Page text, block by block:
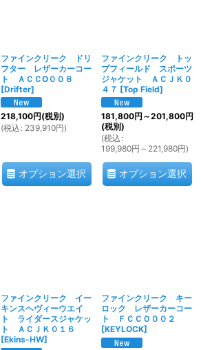
ファインクリーク ドリ
フター レザーカーコー
ト ＡＣＣO００８
[Drifter]
218,100円(税別)
(税込 : 239,910円)
オプション選択
ファインクリーク トッ
プフィールド スポーツ
ジャケット ＡＣＪＫ０
４７ [Top Field]
181,800円 ～201,800円
(税別)
(税込 :
199,980円 ～221,980円)
オプション選択
ファインクリーク イー
キンスヘヴィーウエイ
ト ライダースジャケッ
ト ＡＣＪＫ０１６
[Ekins-HW]
ファインクリーク キー
ロック レザーカーコー
ト ＦＣＣＯ００２
[KEYLOCK]